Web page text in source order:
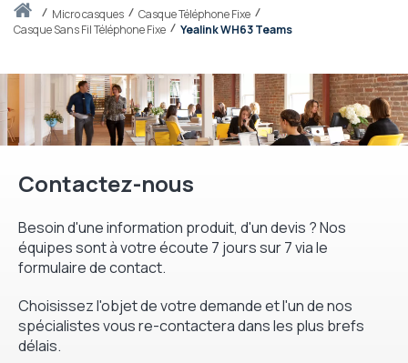
Accueilmicro casques
Casque Téléphone Fixe
Casque Sans Fil Téléphone Fixe
Yealink WH63 Teams
Contactez-nous
Besoin d'une information produit, d'un devis ? Nos
équipes sont à votre écoute 7 jours sur 7 via le
formulaire de contact.
Choisissez l'objet de votre demande et l'un de nos
spécialistes vous re-contactera dans les plus brefs
délais.